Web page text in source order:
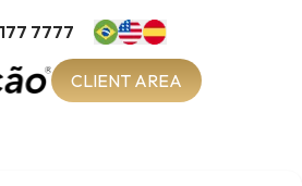
7777
CLIENT AREA